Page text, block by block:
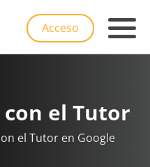
Acceso
el Tutor
el Tutor en Google